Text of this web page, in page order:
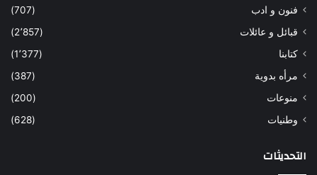
فنون و ادب
(707)
قبائل و عائلات
(2٬857)
كتابنا
(1٬377)
مرأه بدوية
(387)
منوعات
(200)
وطنيات
(628)
التحديثات